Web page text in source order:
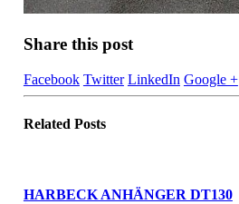
Share this post
Facebook Twitter LinkedIn Google +
Related Posts
HARBECK ANHÄNGER DT130